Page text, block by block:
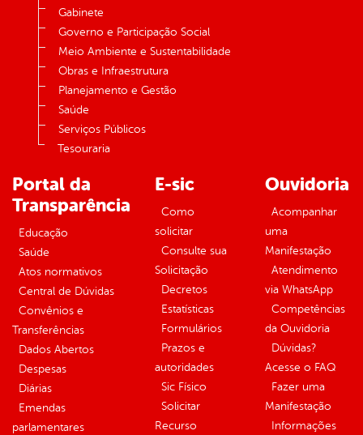
Gabinete
Governo e Participação Social
Meio Ambiente e Sustentabilidade
Obras e Infraestrutura
Planejamento e Gestão
Saúde
Serviços Públicos
Tesouraria
Portal da
Transparência
Educação
Saúde
Atos normativos
Central de Dúvidas
Convênios e
Transferências
Dados Abertos
Despesas
Diárias
Emendas
parlamentares
E-sic
Como
solicitar
Consulte sua
Solicitação
Decretos
Estatísticas
Formulários
Prazos e
autoridades
Sic Físico
Solicitar
Recurso
Ouvidoria
Acompanhar
uma
Manifestação
Atendimento
via WhatsApp
Competências
da Ouvidoria
Dúvidas?
Acesse o FAQ
Fazer uma
Manifestação
Informações